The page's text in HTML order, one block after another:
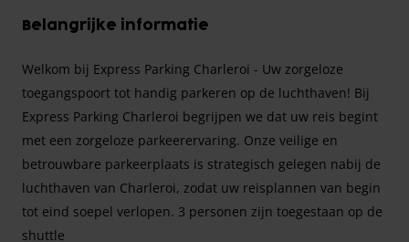
Belangrijke informatie
Welkom bij Express Parking Charleroi - Uw zorgeloze
toegangspoort tot handig parkeren op de luchthaven! Bij
Express Parking Charleroi begrijpen we dat uw reis begint
met een zorgeloze parkeerervaring. Onze veilige en
betrouwbare parkeerplaats is strategisch gelegen nabij de
luchthaven van Charleroi, zodat uw reisplannen van begin
tot eind soepel verlopen. 3 personen zijn toegestaan op de
shuttle